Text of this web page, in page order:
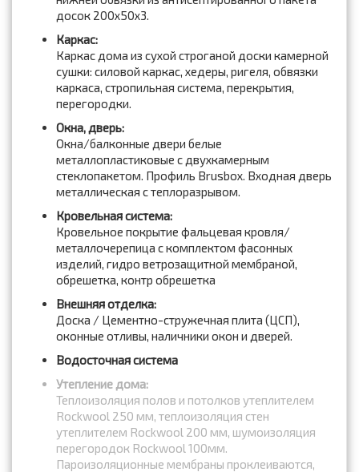
досок 200x50x3.
Каркас:
Каркас дома из сухой строганой доски камерной
сушки: силовой каркас, хедеры, ригеля, обвязки
каркаса, стропильная система, перекрытия,
перегородки.
Окна, дверь:
Окна/балконные двери белые
металлопластиковые с двухкамерным
стеклопакетом. Профиль Brusbox. Входная дверь
металлическая с теплоразрывом.
Кровельная система:
Кровельное покрытие фальцевая кровля/
металлочерепица с комплектом фасонных
изделий, гидро ветрозащитной мембраной,
обрешетка, контр обрешетка
Внешняя отделка:
Доска / Цементно-стружечная плита (ЦСП),
оконные отливы, наличники окон и дверей.
Водосточная система
Утепление дома:
Теплоизоляция полов и потолков утеплителем
Rockwool 250 мм, теплоизоляция стен
утеплителем Rockwool 200 мм, шумоизоляция
перегородок Rockwool 100мм.
Пароизоляционные мембраны проклеиваются,